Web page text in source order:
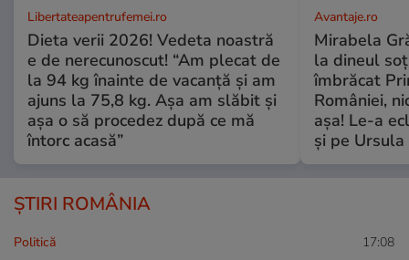
Libertateapentrufemei.ro
Dieta verii 2026! Vedeta noastră
e de nerecunoscut! “Am plecat de
la 94 kg înainte de vacanță și am
ajuns la 75,8 kg. Așa am slăbit și
așa o să procedez după ce mă
întorc acasă”
Avantaje.ro
Mirabela
la dineul
îmbrăcat
României,
așa! Le-a
și pe
ȘTIRI ROMÂNIA
Politică 17:08